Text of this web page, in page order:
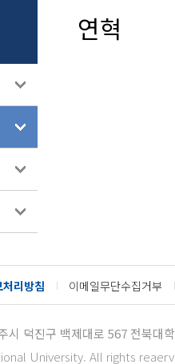
연혁
리방침 이메일무단수집거부
시 덕진구 백제대로 567 전북대
University. All rights